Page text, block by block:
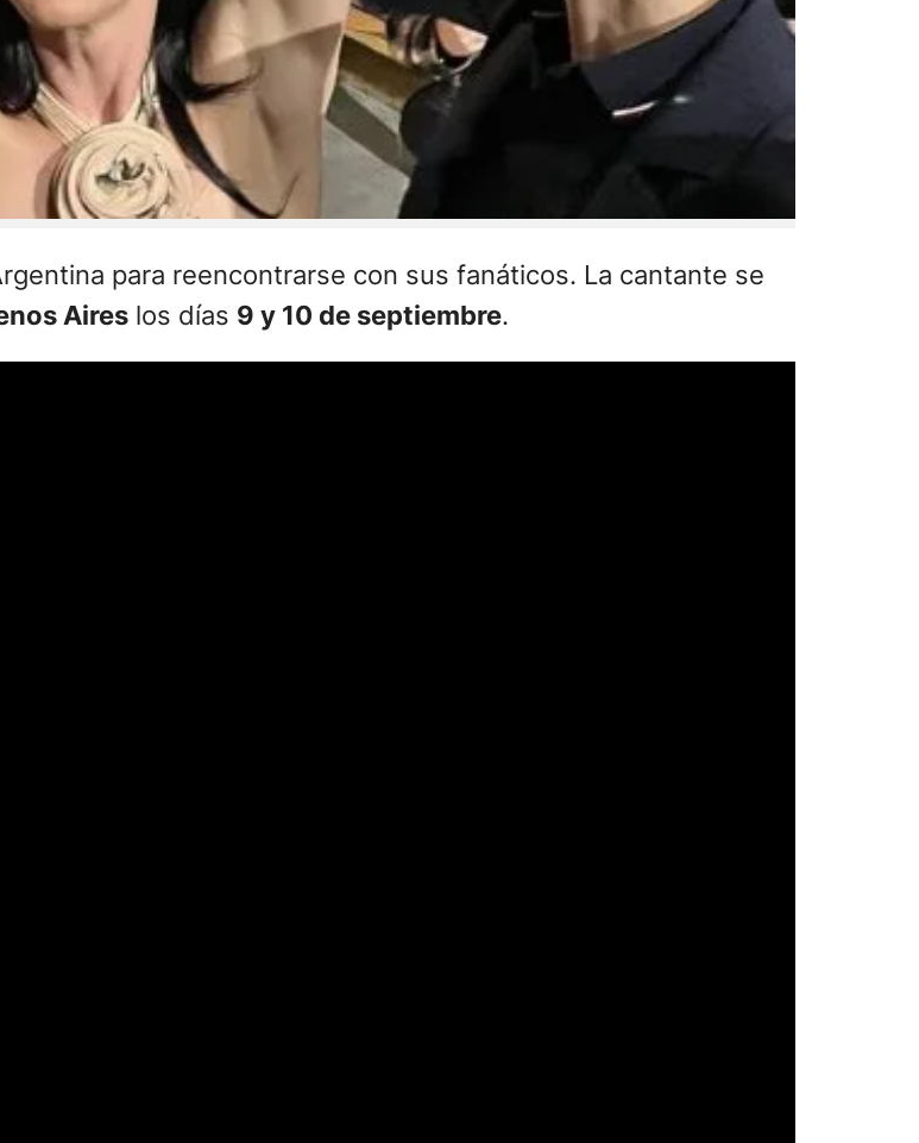
para reencontrarse con sus fanáticos. La cantante se
Aires los días 9 y 10 de septiembre.